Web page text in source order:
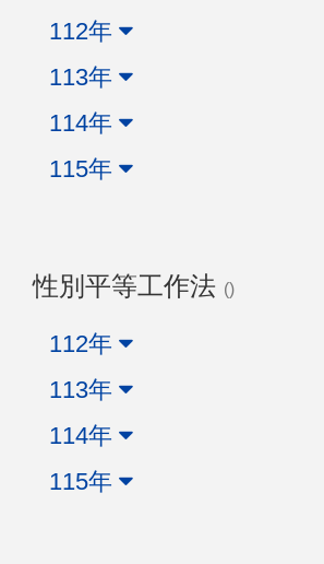
112年
113年
114年
115年
性別平等工作法 ()
112年
113年
114年
115年